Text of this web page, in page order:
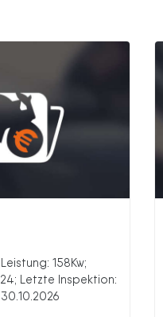
158Kw;
Letzte Inspektion: